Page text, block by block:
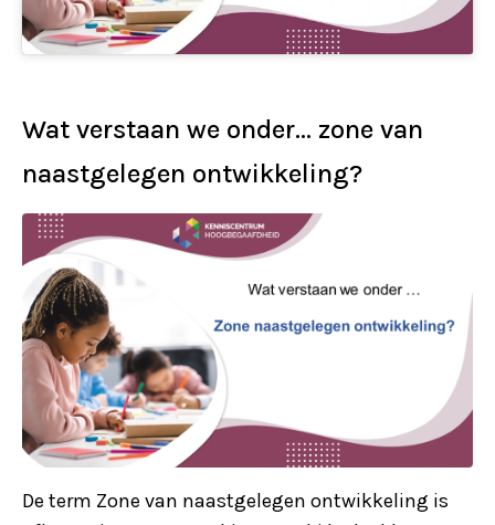
Wat verstaan we onder… zone van
naastgelegen ontwikkeling?
De term Zone van naastgelegen ontwikkeling is